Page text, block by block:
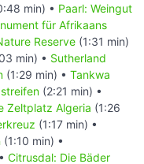
min) • Paarl: Weingut
für Afrikaans
Reserve (1:31 min)
min) • Sutherland
(1:29 min) • Tankwa
(2:21 min) •
Zeltplatz Algeria (1:26
(1:17 min) •
(1:10 min) •
Citrusdal: Die Bäder